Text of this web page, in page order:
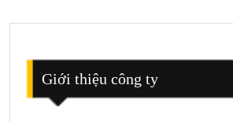
Giới thiệu công ty